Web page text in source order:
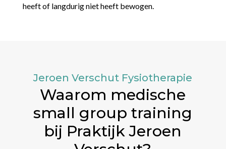
heeft of langdurig niet heeft bewogen.
Jeroen Verschut Fysiotherapie
Waarom medische
small group training
bij Praktijk Jeroen